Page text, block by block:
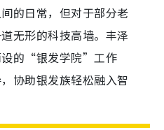
的日常，但对于部分老
无形的科技高墙。丰泽
设的“银发学院”工作
协助银发族轻松融入智